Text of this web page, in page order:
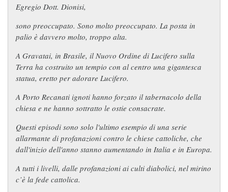
Egregio Dott. Dionisi,
sono preoccupato. Sono molto preoccupato. La posta in
palio è davvero molto, troppo alta.
A Gravatai, in Brasile, il Nuovo Ordine di Lucifero sulla
Terra ha costruito un tempio con al centro una gigantesca
statua, eretto per adorare Lucifero.
A Porto Recanati ignoti hanno forzato il tabernacolo della
chiesa e ne hanno sottratto le ostie consacrate.
Questi episodi sono solo l'ultimo esempio di una serie
allarmante di profanazioni contro le chiese cattoliche, che
dall'inizio dell'anno stanno aumentando in Italia e in Europa.
A tutti i livelli, dalle profanazioni ai culti diabolici, nel mirino
c’è la fede cattolica.